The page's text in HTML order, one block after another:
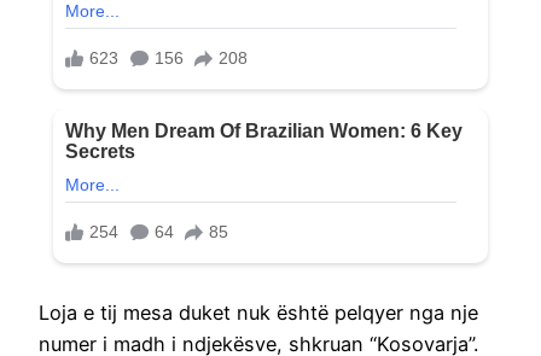
Loja e tij mesa duket nuk është pelqyer nga nje
numer i madh i ndjekësve, shkruan “Kosovarja”.